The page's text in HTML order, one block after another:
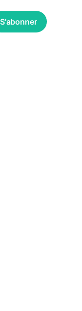
S'abonner